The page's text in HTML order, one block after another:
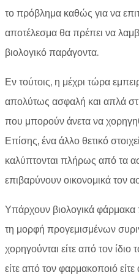
το πρόβλημα καθώς για να
αποτέλεσμα θα πρέπει να
βιολογικό παράγοντα.
Εν τούτοις, η μέχρι τώρα
απολύτως ασφαλή και απλά
που μπορούν άνετα να
Επίσης, ένα άλλο θετικό
καλύπτονται πλήρως από τα
επιβαρύνουν οικονομικά τον
Υπάρχουν βιολογικά φάρμακα
τη μορφή προγεμισμένων
χορηγούνται είτε από τον ίδιο
είτε από τον φαρμακοποιό